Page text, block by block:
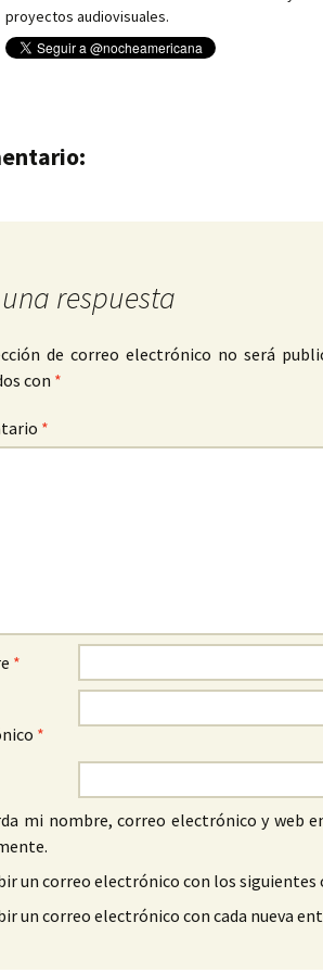
proyectos audiovisuales.
de entradas
respuesta
de correo electrónico no será
con *
*
*
*
mi nombre, correo electrónico y web
un correo electrónico con los
un correo electrónico con cada nueva